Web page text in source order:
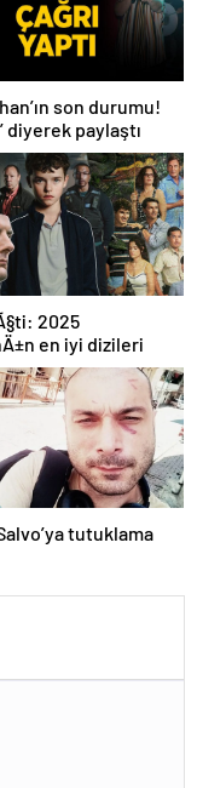
son durumu!
diyerek paylaştı
2025
en iyi dizileri
tutuklama